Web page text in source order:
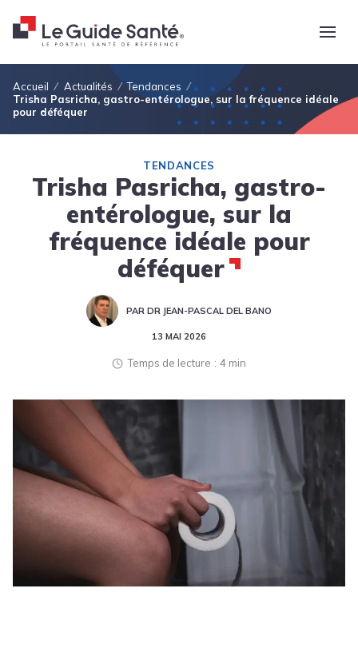
Fil d'Ariane
Accueil Actualités
Tendances
Trisha Pasricha, gastro-entérologue, sur la fréquence idéale
pour déféquer
TENDANCES
Trisha Pasricha, gastro-
entérologue, sur la
fréquence idéale pour
déféquer
PAR DR JEAN-PASCAL DEL BANO
13 MAI 2026
Temps de lecture 4 min